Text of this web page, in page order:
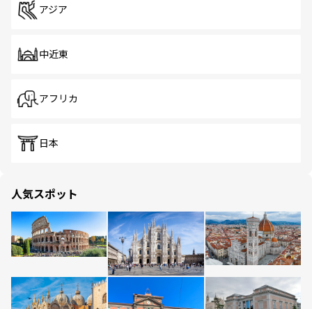
アジア
中近東
アフリカ
日本
人気スポット